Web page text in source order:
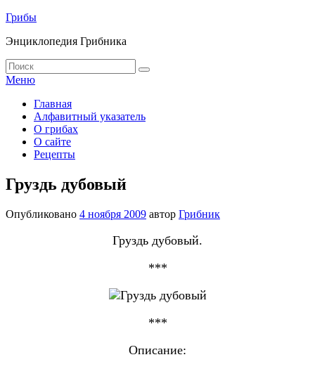
Перейти
содержимому
Грибы
Энциклопедия Грибника
Найти:
Поиск
Меню
Основное
меню
Главная
Алфавитный указатель
О грибах
О сайте
Рецепты
Груздь дубовый
Опубликовано 4 ноября 2009 автор Грибник
Груздь дубовый.
***
***
Описание: